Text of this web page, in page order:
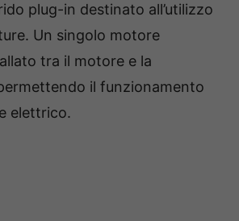
plug-in destinato all’utilizzo
Un singolo motore
tra il motore e la
il funzionamento
elettrico.